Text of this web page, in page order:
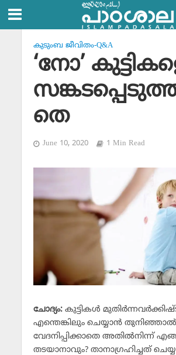
കുടുംബ ജീവിതം-Q&A
‘നോ’
തെ
June 10, 2020 1 Min Read
ചോദ്യം:കുട്ടികള്‍
എന്തെങ്കിലും ചെയ്യാന്‍
വേദനിപ്പിക്കാതെ അതില്‍നിന്ന്
തടയാനാവും? താനാഗ്രഹിച്ചത്